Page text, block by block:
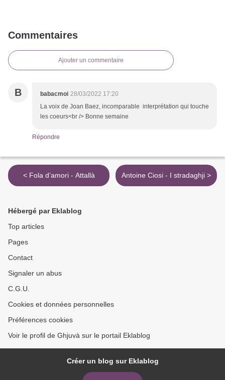
Commentaires
Ajouter un commentaire
B babacmoi 28/03/2022 17:20
La voix de Joan Baez, incomparable interprétation qui touche
les coeurs<br /> Bonne semaine
Répondre
< Fola d’amori - Attallà Antoine Ciosi - I stradaghji >
Hébergé par Eklablog
Top articles
Pages
Contact
Signaler un abus
C.G.U.
Cookies et données personnelles
Préférences cookies
Voir le profil de Ghjuvà sur le portail Eklablog
Créer un blog sur Eklablog